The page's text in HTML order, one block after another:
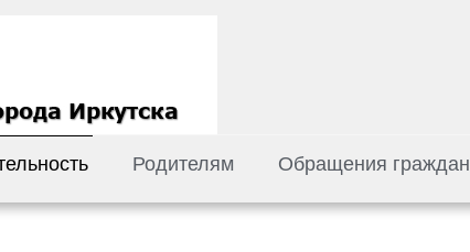
Родителям Обращения граждан